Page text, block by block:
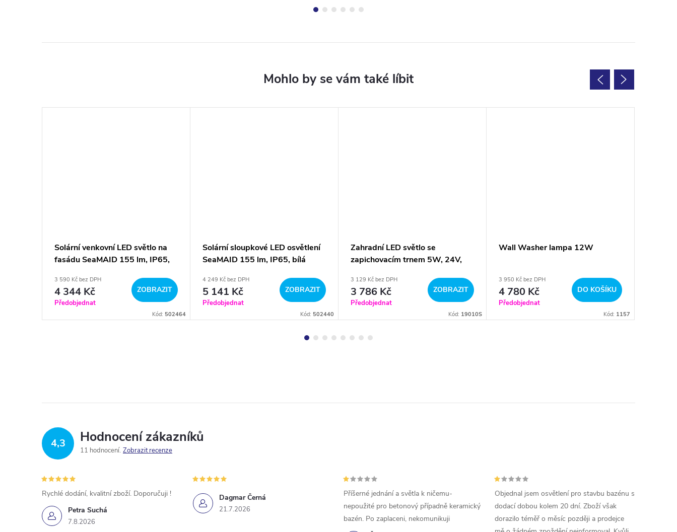
Solární venkovní LED světlo na
fasádu SeaMAID 155 lm, IP65,
3 590 Kč bez DPH
4 344 Kč
Předobjednat
ZOBRAZIT
Kód: 502464
Solární sloupkové LED osvětlení
SeaMAID 155 lm, IP65, bílá
4 249 Kč bez DPH
5 141 Kč
Předobjednat
ZOBRAZIT
Kód: 502440
Zahradní LED světlo se
zapichovacím trnem 5W, 24V,
3 129 Kč bez DPH
3 786 Kč
Předobjednat
ZOBRAZIT
Kód: 19010S
Wall Washer lampa 12W
3 950 Kč bez DPH
4 780 Kč
Předobjednat
DO KOŠÍKU
Kód: 1157
4,3 Hodnocení zákazníků
11 hodnocení Zobrazit recenze
Petra Suchá
7.8.2026
Rychlé dodání, kvalitní zboží. Doporučuji ! Dagmar Černá
21.7.2026
Příšerné jednání a světla k ničemu-
nepoužité pro betonový případně keramický
bazén. Po zaplaceni, nekomunikuji
Objednal jsem osvětlení pro stavbu bazénu s
dodací dobou kolem 20 dní. Zboží však
dorazilo téměř o měsíc později a prodejce